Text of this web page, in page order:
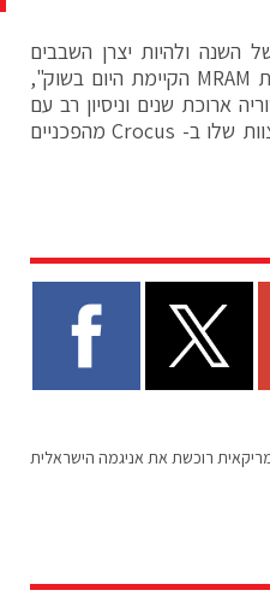
השנה ולהיות יצרן השבבים
הראשון המספק יכולת יצור MRAM. טכנולוגיה זו עולה על כל טכנולוגית MRAM הקיימת היום בשוק",
ארוכת שנים וניסיון רב עם
NVM ואנו גאים להצהיר שפעילות ה-MRAM וההישגים עם ברטראנד והצוות שלו ב- Crocus מהפכניים